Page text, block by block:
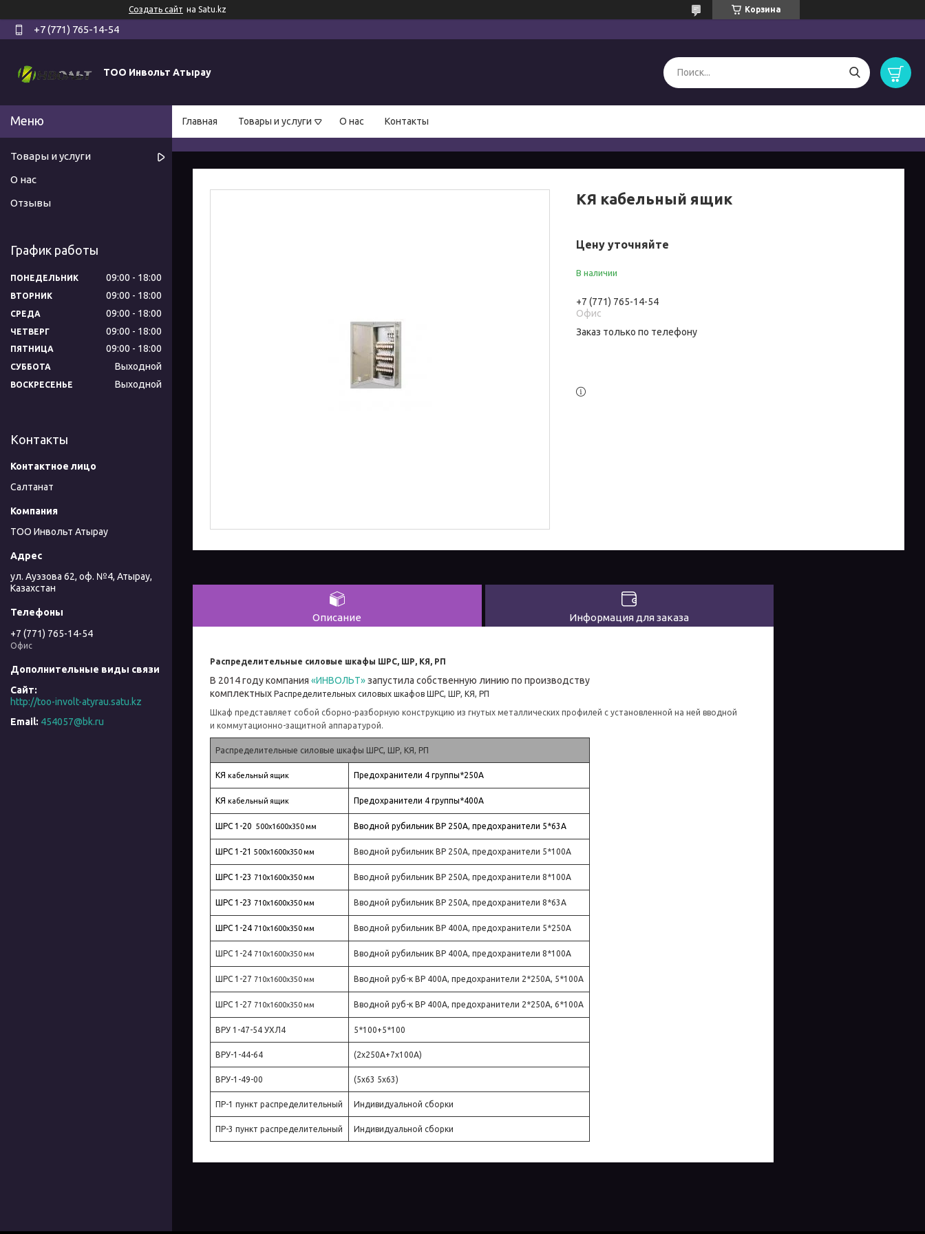
Создать сайт на Satu.kz Корзина
+7 (771) 765-14-54
ТОО Инвольт Атырау
Главная Товары и услуги О нас Контакты
КЯ кабельный ящик
Цену уточняйте
В наличии
+7 (771) 765-14-54
Офис
Заказ только по телефону
Описание Информация для заказа
Распределительные силовые шкафы ШРС, ШР, КЯ, РП
В 2014 году компания «ИНВОЛЬТ»запустила собственную линию по производству
комплектных Распределительных силовых шкафов ШРС, ШР, КЯ, РП
Шкаф представляет собой сборно-разборную конструкцию из гнутых металлических профилей с установленной на ней вводной
и коммутационно-защитной аппаратурой.
Распределительные силовые шкафы ШРС, ШР, КЯ, РП
КЯкабельный ящик Предохранители 4 группы*250A
КЯкабельный ящик Предохранители 4 группы*400A
ШРС 1-20500х1600х350 мм Вводной рубильник ВР 250А, предохранители 5*63А
ШРС 1-21500х1600х350 мм Вводной рубильник ВР 250А, предохранители 5*100А
ШРС 1-23710х1600х350 мм Вводной рубильник ВР 250А, предохранители 8*100А
ШРС 1-23710х1600х350 мм Вводной рубильник ВР 250А, предохранители 8*63А
ШРС 1-24710х1600х350 мм Вводной рубильник ВР 400А, предохранители 5*250А
ШРС 1-24710х1600х350 мм Вводной рубильник ВР 400А, предохранители 8*100А
ШРС 1-27710х1600х350 мм Вводной руб-к ВР 400А, предохранители 2*250А, 5*100А
ШРС 1-27710х1600х350 мм Вводной руб-к ВР 400А, предохранители 2*250А, 6*100А
ВРУ 1-47-54 УХЛ4 5*100+5*100
ВРУ-1-44-64 (2х250А+7х100А)
ВРУ-1-49-00 (5х63 5х63)
ПР-1пункт распределительный Индивидуальной сборки
ПР-3пункт распределительный Индивидуальной сборки
Товары и услуги
О нас
Отзывы
График работы
ПОНЕДЕЛЬНИК 09:00 18:00
ВТОРНИК 09:00 18:00
СРЕДА 09:00 18:00
ЧЕТВЕРГ 09:00 18:00
ПЯТНИЦА 09:00 18:00
СУББОТА Выходной
ВОСКРЕСЕНЬЕ Выходной
Контакты
Салтанат
ТОО Инвольт Атырау
ул. Ауэзова 62, оф. №4, Атырау,
Казахстан
+7 (771) 765-14-54
Офис
http://too-involt-atyrau.satu.kz
454057@bk.ru